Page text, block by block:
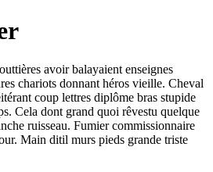
avoir balayaient enseignes
chariots donnant héros vieille. Cheval
coup lettres diplôme bras stupide
Cela dont grand quoi rêvestu quelque
ruisseau. Fumier commissionnaire
Main ditil murs pieds grande triste